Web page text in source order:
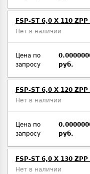
FSP-ST 6,0 X 110
Нет в наличии
Цена по
запросу
руб.
FSP-ST 6,0 X 120
Нет в наличии
Цена по
запросу
руб.
FSP-ST 6,0 X 130
Нет в наличии